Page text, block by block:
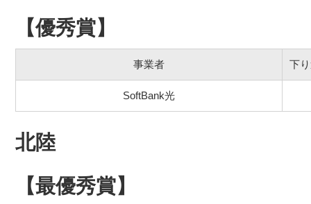
【優秀賞】
事業者 下
SoftBank光
北陸
【最優秀賞】